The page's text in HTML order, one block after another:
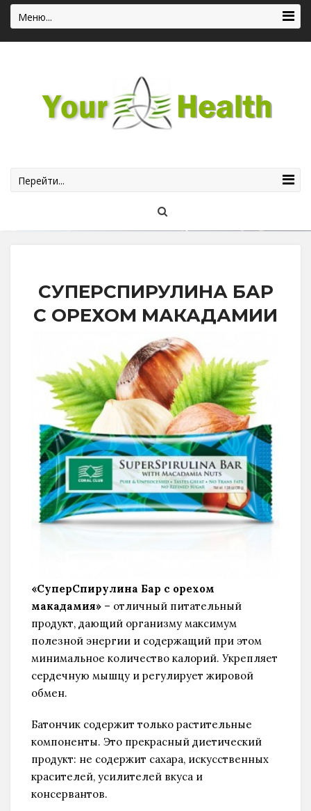
Меню...
Перейти...
СУПЕРСПИРУЛИНА БАР
С ОРЕХОМ МАКАДАМИИ
«СуперСпирулина Бар с орехом
макадамия» – отличный питательный
продукт, дающий организму максимум
полезной энергии и содержащий при этом
минимальное количество калорий. Укрепляет
сердечную мышцу и регулирует жировой
обмен.
Батончик содержит только растительные
компоненты. Это прекрасный диетический
продукт: не содержит сахара, искусственных
красителей, усилителей вкуса и
консервантов.